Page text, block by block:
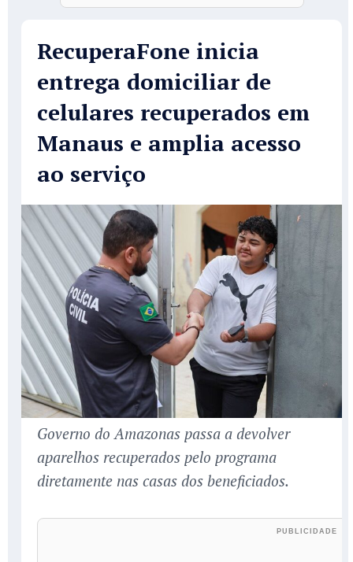
RecuperaFone inicia
entrega domiciliar de
celulares recuperados em
Manaus e amplia acesso
ao serviço
Governo do Amazonas passa a devolver
aparelhos recuperados pelo programa
diretamente nas casas dos beneficiados.